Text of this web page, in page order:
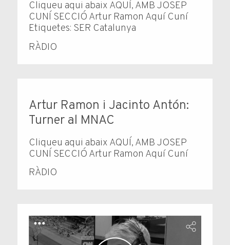
RÀDIO
Cliqueu aqui abaix AQUÍ, AMB JOSEP
CUNÍ SECCIÓ Artur Ramon Aquí Cuní
Etiquetes: SER Catalunya
RÀDIO
Artur Ramon i Jacinto Antón:
Turner al MNAC
Cliqueu aqui abaix AQUÍ, AMB JOSEP
CUNÍ SECCIÓ Artur Ramon Aquí Cuní